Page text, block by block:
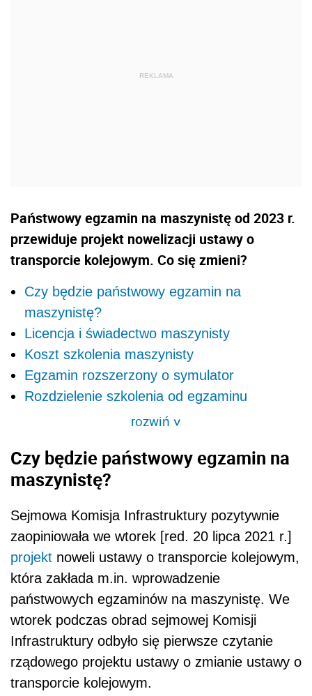
Państwowy egzamin na maszynistę od 2023 r.
przewiduje projekt nowelizacji ustawy o
transporcie kolejowym. Co się zmieni?
Czy będzie państwowy egzamin na
maszynistę?
Licencja i świadectwo maszynisty
Koszt szkolenia maszynisty
Egzamin rozszerzony o symulator
Rozdzielenie szkolenia od egzaminu
rozwiń>
Czy będzie państwowy egzamin na
maszynistę?
Sejmowa Komisja Infrastruktury pozytywnie
zaopiniowała we wtorek [red. 20 lipca 2021 r.]
projekt noweli ustawy o transporcie kolejowym,
która zakłada m.in. wprowadzenie
państwowych egzaminów na maszynistę. We
wtorek podczas obrad sejmowej Komisji
Infrastruktury odbyło się pierwsze czytanie
rządowego projektu ustawy o zmianie ustawy o
transporcie kolejowym.